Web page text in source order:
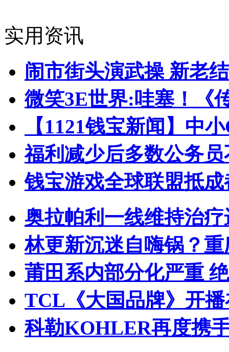
实用资讯
闹市街头演武操 新老
微笑3E世界:哇塞！《
【1121钱宝新闻】中
福利减少后多数公务
钱宝游戏全球联盟抵
奥拉帕利一线维持治
林更新沉迷自嗨锅？
莆田系内部分化严重
TCL《大国品牌》开
科勒KOHLER再度携